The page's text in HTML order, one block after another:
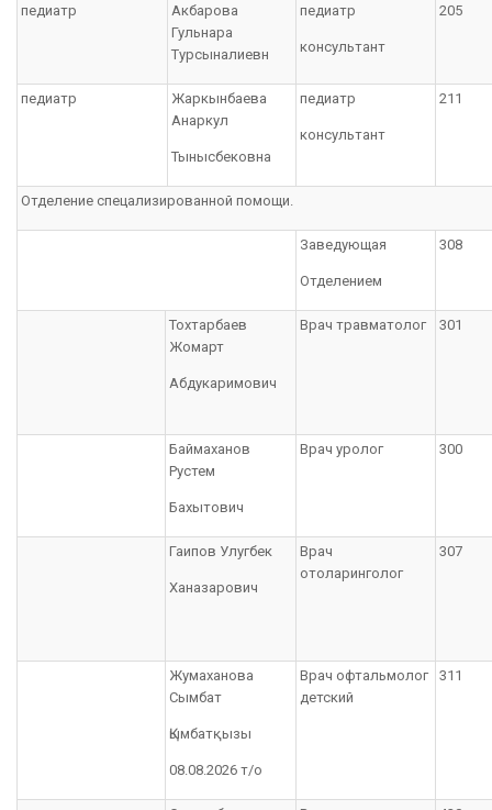
педиатр
Акбарова
Гульнара
Турсыналиевн
педиатр
консультант
205
педиатр
Жаркынбаева
Анаркул
Тынысбековна
педиатр
консультант
211
Отделение спецализированной помощи.
Заведующая
Отделением
308
Тохтарбаев
Жомарт
Абдукаримович
Врач травматолог 301
Баймаханов
Рустем
Бахытович
Врач уролог 300
Гаипов Улугбек
Ханазарович
Врач
отоларинголог
307
Жумаханова
Сымбат
Қымбатқызы
08.08.2026 т/о
Врач офтальмолог
детский
311